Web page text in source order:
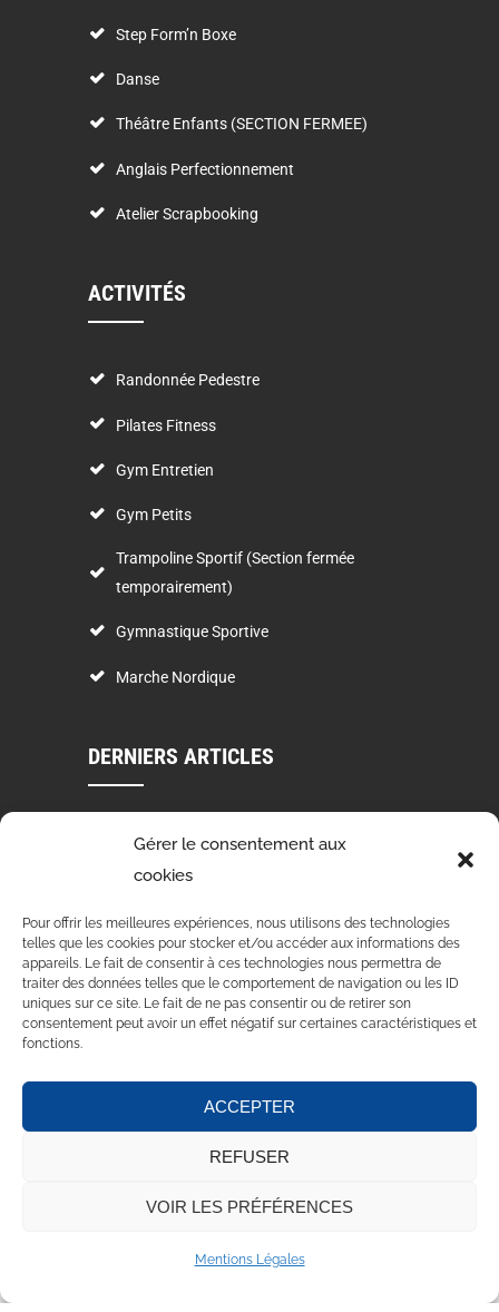
Gérer le consentement aux
cookies
Pour offrir les meilleures expériences, nous utilisons des technologies
telles que les cookies pour stocker et/ou accéder aux informations des
appareils. Le fait de consentir à ces technologies nous permettra de
traiter des données telles que le comportement de navigation ou les ID
uniques sur ce site. Le fait de ne pas consentir ou de retirer son
consentement peut avoir un effet négatif sur certaines caractéristiques et
fonctions.
ACCEPTER
REFUSER
VOIR LES PRÉFÉRENCES
Mentions Légales
Step Form’n Boxe
Danse
Théâtre Enfants (SECTION FERMEE)
Anglais Perfectionnement
Atelier Scrapbooking
ACTIVITÉS
Randonnée Pedestre
Pilates Fitness
Gym Entretien
Gym Petits
Trampoline Sportif (Section fermée
temporairement)
Gymnastique Sportive
Marche Nordique
DERNIERS ARTICLES
STAGE DE DANSE 4 ET 5 NOVEMBRE 2023
15 Oct 2023
VOLVIC EN ROSE – MERCI POUR VOTRE PARTICIPATION
Création : CoWork&Com